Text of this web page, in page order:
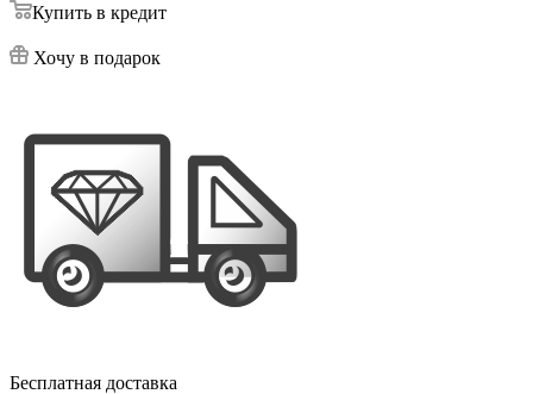
Купить в кредит
Хочу в подарок
Бесплатная доставка